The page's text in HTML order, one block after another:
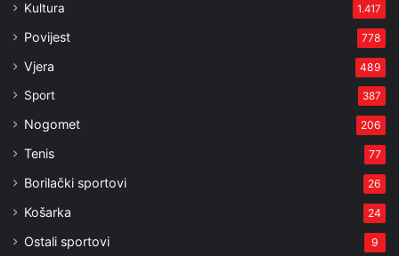
Kultura 1.417
Povijest 778
Vjera 489
Sport 387
Nogomet 206
Tenis 77
Borilački sportovi 26
Košarka 24
Ostali sportovi 9